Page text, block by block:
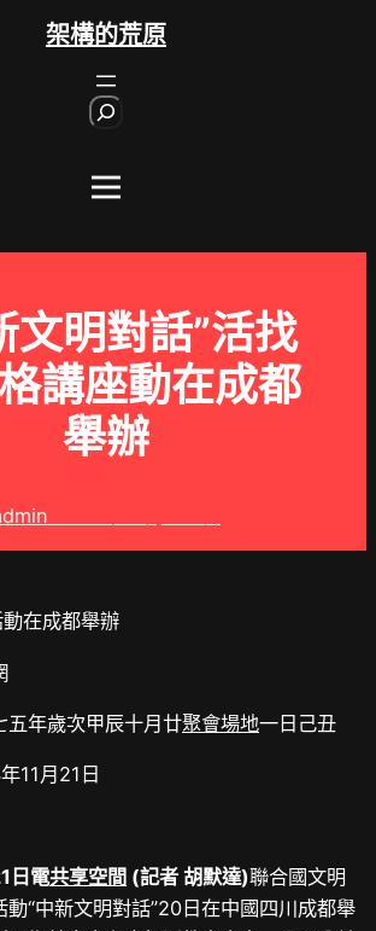
架構的荒原
文明對話”活找
講座動在成都
舉辦
動在成都舉辦
五年歲次甲辰十月廿聚會場地一日己丑
月21日
日電共享空間 (記者 胡默達)聯合國文明
“中新文明對話”20日在中國四川成都舉